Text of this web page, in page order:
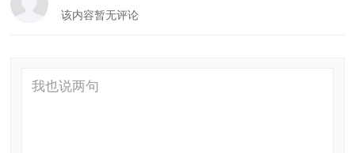
该内容暂无评论